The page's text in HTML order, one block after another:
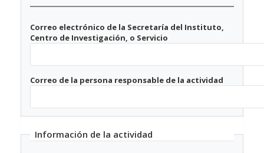
Correo electrónico de la Secretaría del Instituto,
Centro de Investigación, o Servicio
Correo de la persona responsable de la actividad
Información de la actividad